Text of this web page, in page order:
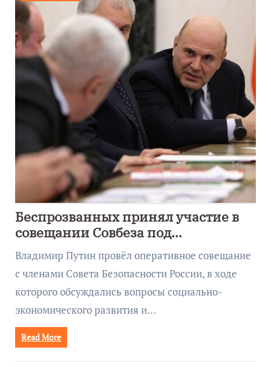
Беспрозванных принял участие в
совещании Совбеза под
руководством Путина
Владимир Путин провёл оперативное совещание
с членами Совета Безопасности России, в ходе
которого обсуждались вопросы социально-
экономического развития и…
Read More